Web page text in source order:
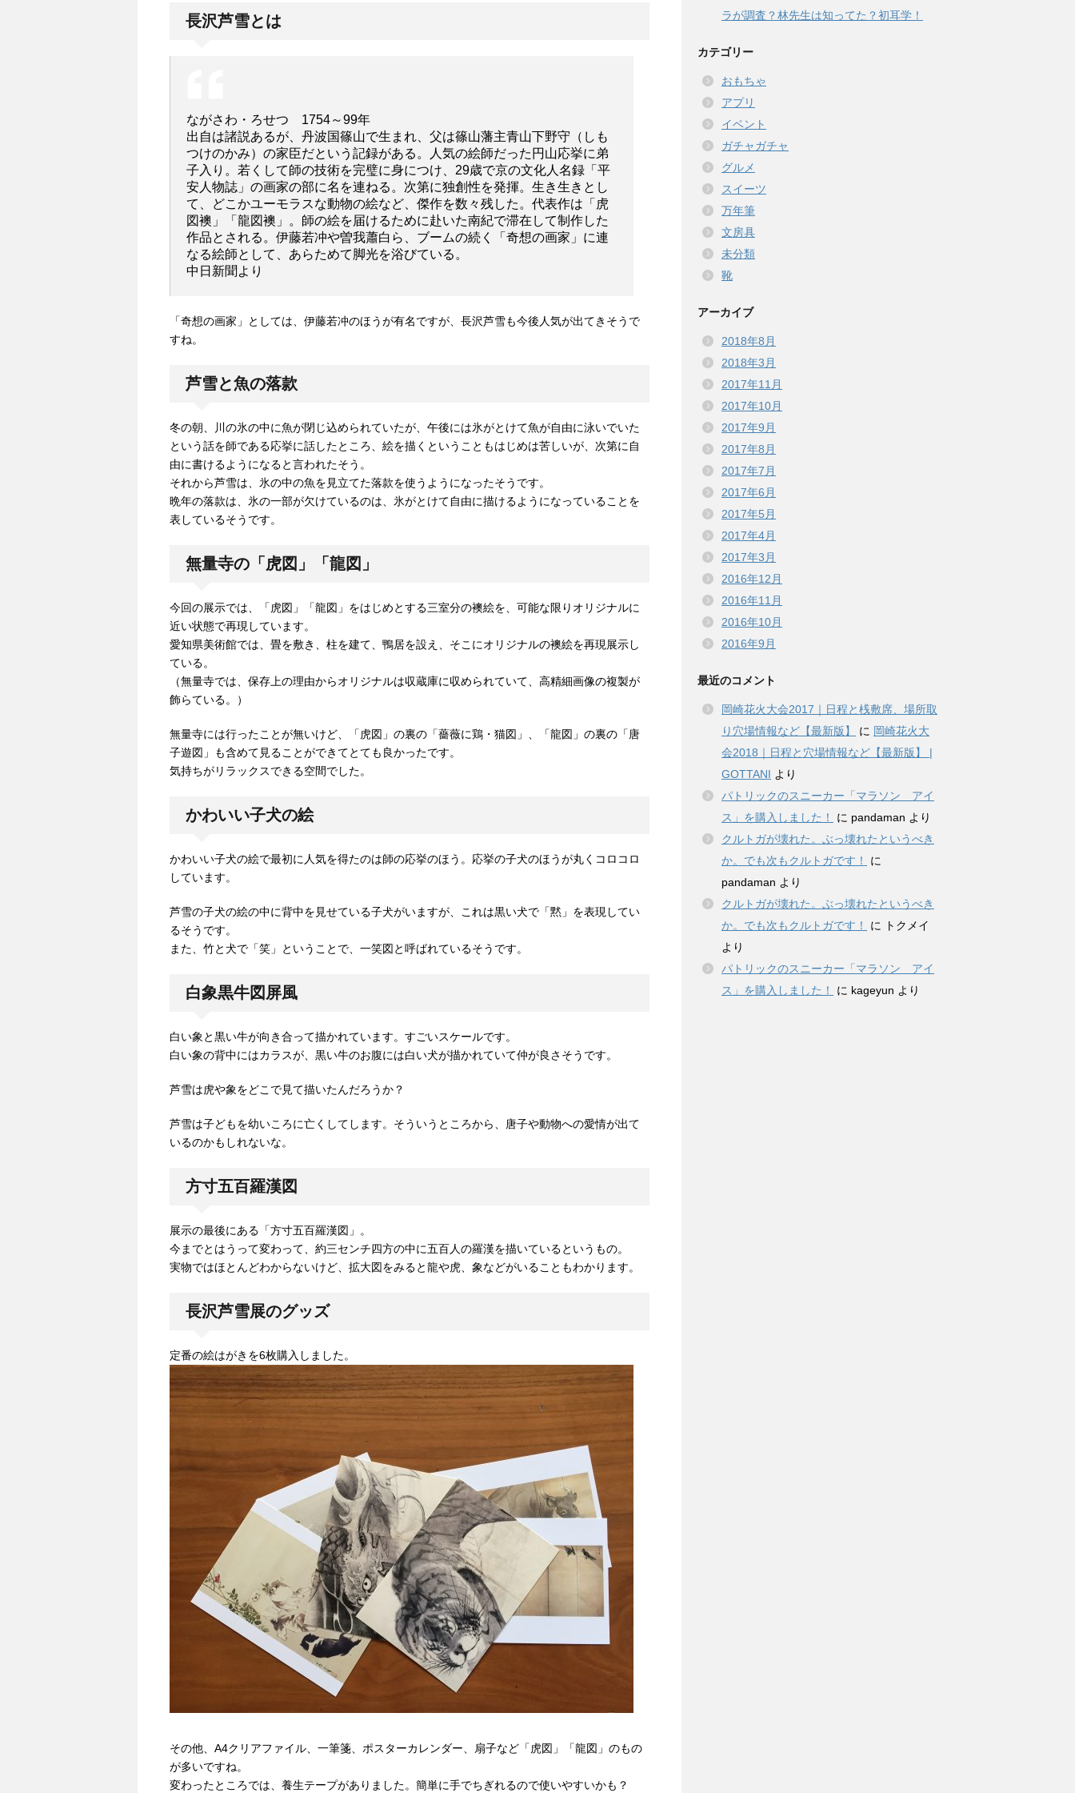
長沢芦雪とは
ながさわ・ろせつ 1754～99年
出自は諸説あるが、丹波国篠山で生まれ、父は篠山藩主青山下野守（しも
つけのかみ）の家臣だという記録がある。人気の絵師だった円山応挙に弟
子入り。若くして師の技術を完璧に身につけ、29歳で京の文化人名録「平
安人物誌」の画家の部に名を連ねる。次第に独創性を発揮。生き生きとし
て、どこかユーモラスな動物の絵など、傑作を数々残した。代表作は「虎
図襖」「龍図襖」。師の絵を届けるために赴いた南紀で滞在して制作した
作品とされる。伊藤若冲や曽我蕭白ら、ブームの続く「奇想の画家」に連
なる絵師として、あらためて脚光を浴びている。
中日新聞より
「奇想の画家」としては、伊藤若冲のほうが有名ですが、長沢芦雪も今後人気が出てきそうで
すね。
芦雪と魚の落款
冬の朝、川の氷の中に魚が閉じ込められていたが、午後には氷がとけて魚が自由に泳いでいた
という話を師である応挙に話したところ、絵を描くということもはじめは苦しいが、次第に自
由に書けるようになると言われたそう。
それから芦雪は、氷の中の魚を見立てた落款を使うようになったそうです。
晩年の落款は、氷の一部が欠けているのは、氷がとけて自由に描けるようになっていることを
表しているそうです。
無量寺の「虎図」「龍図」
今回の展示では、「虎図」「龍図」をはじめとする三室分の襖絵を、可能な限りオリジナルに
近い状態で再現しています。
愛知県美術館では、畳を敷き、柱を建て、鴨居を設え、そこにオリジナルの襖絵を再現展示し
ている。
（無量寺では、保存上の理由からオリジナルは収蔵庫に収められていて、高精細画像の複製が
飾らている。）
無量寺には行ったことが無いけど、「虎図」の裏の「薔薇に鶏・猫図」、「龍図」の裏の「唐
子遊図」も含めて見ることができてとても良かったです。
気持ちがリラックスできる空間でした。
かわいい子犬の絵
かわいい子犬の絵で最初に人気を得たのは師の応挙のほう。応挙の子犬のほうが丸くコロコロ
しています。
芦雪の子犬の絵の中に背中を見せている子犬がいますが、これは黒い犬で「黙」を表現してい
るそうです。
また、竹と犬で「笑」ということで、一笑図と呼ばれているそうです。
白象黒牛図屏風
白い象と黒い牛が向き合って描かれています。すごいスケールです。
白い象の背中にはカラスが、黒い牛のお腹には白い犬が描かれていて仲が良さそうです。
芦雪は虎や象をどこで見て描いたんだろうか？
芦雪は子どもを幼いころに亡くしてします。そういうところから、唐子や動物への愛情が出て
いるのかもしれないな。
方寸五百羅漢図
展示の最後にある「方寸五百羅漢図」。
今までとはうって変わって、約三センチ四方の中に五百人の羅漢を描いているというもの。
実物ではほとんどわからないけど、拡大図をみると龍や虎、象などがいることもわかります。
長沢芦雪展のグッズ
定番の絵はがきを6枚購入しました。
その他、A4クリアファイル、一筆箋、ポスターカレンダー、扇子など「虎図」「龍図」のもの
が多いですね。
変わったところでは、養生テープがありました。簡単に手でちぎれるので使いやすいかも？
ラが調査？林先生は知ってた？初耳学！
カテゴリー
おもちゃ
アプリ
イベント
ガチャガチャ
グルメ
スイーツ
万年筆
文房具
未分類
靴
アーカイブ
2018年8月
2018年3月
2017年11月
2017年10月
2017年9月
2017年8月
2017年7月
2017年6月
2017年5月
2017年4月
2017年3月
2016年12月
2016年11月
2016年10月
2016年9月
最近のコメント
岡崎花火大会2017｜日程と桟敷席、場所取
り穴場情報など【最新版】
に 岡崎花火大
会2018｜日程と穴場情報など【最新版】 |
GOTTANI より
パトリックのスニーカー「マラソン アイ
ス」を購入しました！
に pandaman より
クルトガが壊れた。ぶっ壊れたというべき
か。でも次もクルトガです！
に
pandaman より
クルトガが壊れた。ぶっ壊れたというべき
か。でも次もクルトガです！
に
トクメイ
より
パトリックのスニーカー「マラソン アイ
ス」を購入しました！
に kageyun より